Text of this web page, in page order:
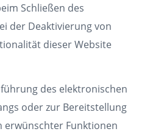
Schließen des
der Deaktivierung von
dieser Website
des elektronischen
oder zur Bereitstellung
erwünschter Funktionen